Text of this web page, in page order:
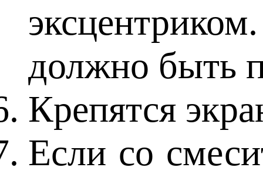
должно быть
Крепятся
Если со